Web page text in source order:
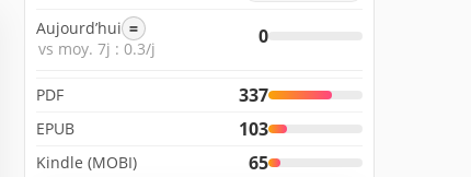
Aujourd’hui =
vs moy. 7j : 0.3/j
0
PDF 337
EPUB 103
Kindle (MOBI)
65